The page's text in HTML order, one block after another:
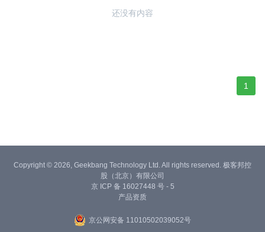
还没有内容
1
Copyright © 2026, Geekbang Technology Ltd. All rights reserved. 极客邦控
股（北京）有限公司
京 ICP 备 16027448 号 - 5
产品资质
京公网安备 11010502039052号